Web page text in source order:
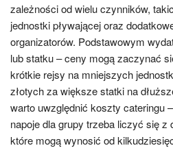
zależności od wielu czynników,
jednostki pływającej oraz
organizatorów. Podstawowym
lub statku – ceny mogą zaczynać
krótkie rejsy na mniejszych
złotych za większe statki na
warto uwzględnić koszty cateringu
napoje dla grupy trzeba liczyć się
które mogą wynosić od